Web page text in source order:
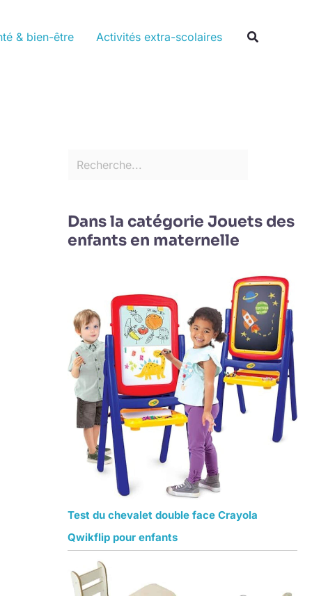
& bien-être Activités extra-scolaires
Dans la catégorie Jouets des
enfants en maternelle
Test du chevalet double face Crayola
Qwikflip pour enfants